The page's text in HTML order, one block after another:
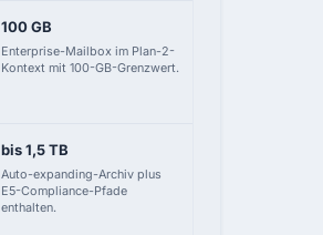
100 GB
Enterprise-Mailbox im Plan-2-
Kontext mit 100-GB-Grenzwert.
bis 1,5 TB
Auto-expanding-Archiv plus
E5-Compliance-Pfade
enthalten.